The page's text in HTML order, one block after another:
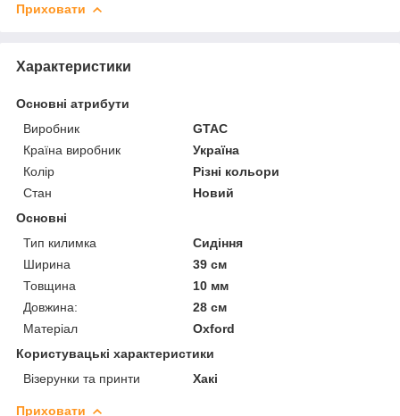
Приховати
Характеристики
Основні атрибути
Виробник
GTAC
Країна виробник
Україна
Колір
Різні кольори
Стан
Новий
Основні
Тип килимка
Сидіння
Ширина
39 см
Товщина
10 мм
Довжина:
28 см
Матеріал
Oxford
Користувацькі характеристики
Візерунки та принти
Хакі
Приховати